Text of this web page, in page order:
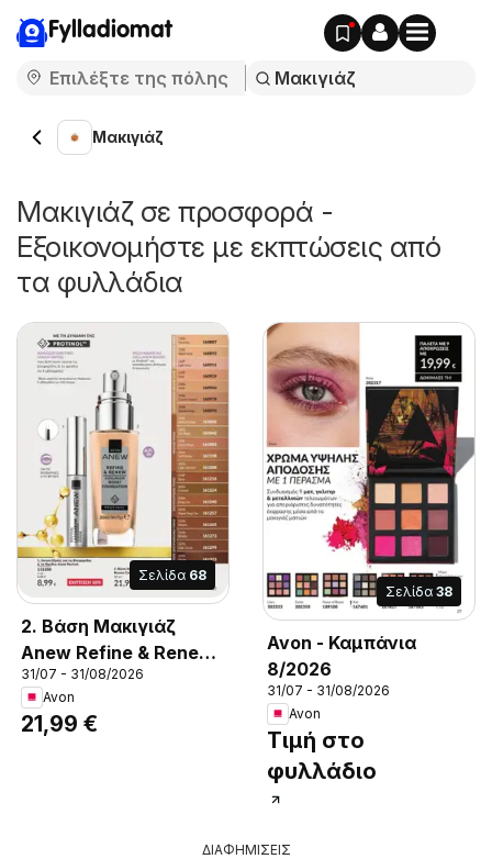
Fylladiomat
Μακιγιάζ
Μακιγιάζ σε προσφορά -
Εξοικονομήστε με εκπτώσεις από
τα φυλλάδια
Σελίδα 68
2. Βάση Μακιγιάζ
Anew Refine & Renew
Collagen Boost., Βάση
Μακιγιάζ Collagen
Boost με Protinol™ για
31/07 - 31/08/2026
Avon
21,99 €
Σελίδα 38
Avon - Καμπάνια
8/2026
31/07 - 31/08/2026
Avon
Τιμή στο
φυλλάδιο
ΔΙΑΦΗΜΙΣΕΙΣ